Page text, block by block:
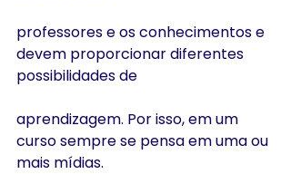
professores e os conhecimentos e
devem proporcionar diferentes
possibilidades de
aprendizagem. Por isso, em um
curso sempre se pensa em uma ou
mais mídias.